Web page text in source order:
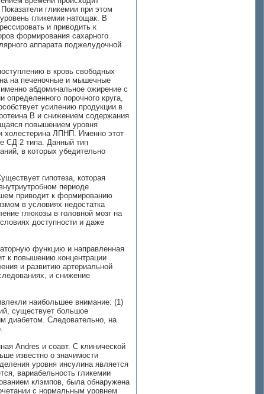
гликемии при этом
гликемии натощак. В
и приводить к
формирования сахарного
аппарата поджелудочной
в кровь свободных
на печеночные и мышечные
абдоминальное ожирение с
порочного круга,
усилению продукции в
В и снижением содержания
повышением уровня
холестерина ЛПНП. Именно этот
СД 2 типа. Данный тип
в которых убедительно
гипотеза, которая
периоде
приводит к формированию
в условиях недостатка
глюкозы в головной мозг на
доступности и даже
функцию и направленная
к повышению концентрации
и развитию артериальной
и снижение
наибольшее внимание: (1)
существует большое
диабетом. Следовательно, на
Andres и соавт. С клинической
известно о значимости
уровня инсулина является
вариабельность гликемии
клэмпов, была обнаружена
с нормальным уровнем